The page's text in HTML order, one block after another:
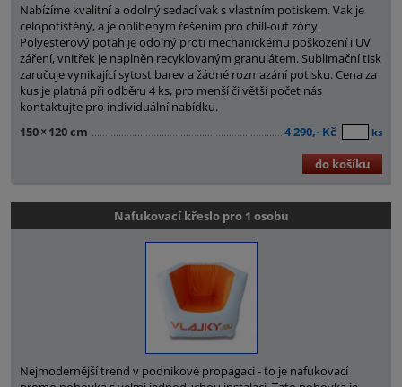
Nabízíme kvalitní a odolný sedací vak s vlastním potiskem. Vak je
celopotištěný, a je oblíbeným řešením pro chill-out zóny.
Polyesterový potah je odolný proti mechanickému poškození i UV
záření, vnitřek je naplněn recyklovaným granulátem. Sublimační tisk
zaručuje vynikající sytost barev a žádné rozmazání potisku. Cena za
kus je platná při odběru 4 ks, pro menší či větší počet nás
kontaktujte pro individuální nabídku.
150× 120 cm 4 290,- Kč ks
do košíku
Nafukovací křeslo pro 1 osobu
Nejmodernější trend v podnikové propagaci - to je nafukovací